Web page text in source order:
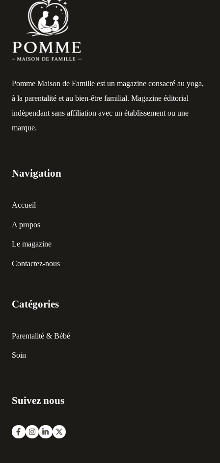
Pomme Maison de Famille est un magazine consacré au yoga,
à la parentalité et au bien-être familial. Magazine éditorial
indépendant sans affiliation avec un établissement ou une
marque.
Navigation
Accueil
A propos
Le magazine
Contactez-nous
Catégories
Parentalité & Bébé
Soin
Suivez nous